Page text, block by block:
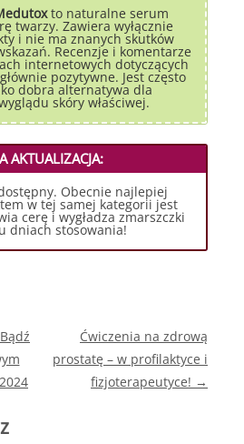
to naturalne serum
twarzy. Zawiera wyłącznie
i nie ma znanych skutków
Recenzje i komentarze
internetowych dotyczących
pozytywne. Jest często
dobra alternatywa dla
skóry właściwej.
AKTUALIZACJA:
Obecnie najlepiej
w tej samej kategorii jest
cerę i wygładza zmarszczki
dniach stosowania!
Ćwiczenia na zdrową
prostatę – w profilaktyce i
fizjoterapeutyce! →